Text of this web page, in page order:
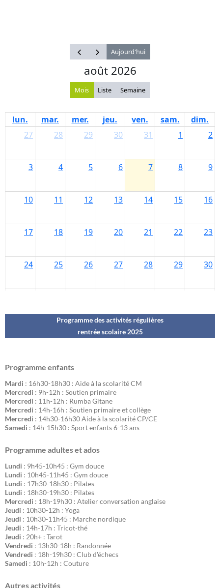
Programme des activités régulières
rentrée scolaire 2025
Programme enfants
Mardi : 16h30-18h30 : Aide à la scolarité CM
Mercredi : 9h-12h : Soutien primaire
Mercredi : 11h-12h : Rumba Gitane
Mercredi : 14h-16h : Soutien primaire et collège
Mercredi : 14h30-16h30 Aide à la scolarité CP/CE
Samedi : 14h-15h30 : Sport enfants 6-13 ans
Programme adultes et ados
Lundi : 9h45-10h45 : Gym douce
Lundi : 10h45-11h45 : Gym douce
Lundi : 17h30-18h30 : Pilates
Lundi : 18h30-19h30 : Pilates
Mercredi : 18h-19h30 : Atelier conversation anglaise
Jeudi : 10h30-12h : Yoga
Jeudi : 10h30-11h45 : Marche nordique
Jeudi : 14h-17h : Tricot-thé
Jeudi : 20h+ : Tarot
Vendredi : 13h30-18h : Randonnée
Vendredi : 18h-19h30 : Club d'échecs
Samedi : 10h-12h : Couture
Autres activités